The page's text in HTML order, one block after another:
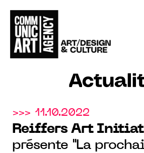
>>> 11.10.2022
Reiffers Art
présente "La